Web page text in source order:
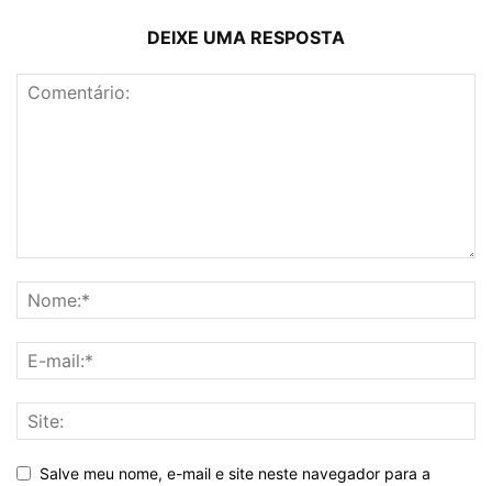
DEIXE UMA RESPOSTA
Salve meu nome, e-mail e site neste navegador para a